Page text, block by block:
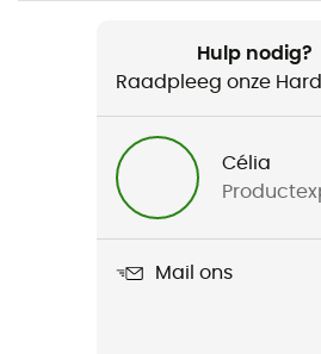
Heren / Dames
Hulp nodig?
Raadpleeg onze
Célia
Mail ons